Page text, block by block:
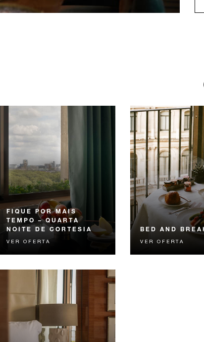
FIQUE POR MAIS
TEMPO – QUARTA
NOITE DE CORTESIA
Receba a quarta noite em
cortesia
VER OFERTA
BED AND
Comece o dia com
exclusivo café da
VER OFERTA